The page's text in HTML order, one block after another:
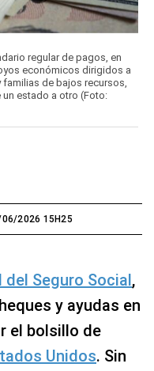
regular de pagos, en
económicos dirigidos a
de bajos recursos,
estado a otro (Foto:
2026 15H25
del Seguro Social,
y ayudas en
el bolsillo de
Unidos. Sin